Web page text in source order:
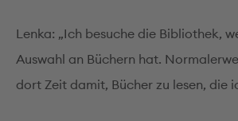
Lenka: „Ich besuche die Bibliothek,
Auswahl an Büchern hat.
dort Zeit damit, Bücher zu lesen, die